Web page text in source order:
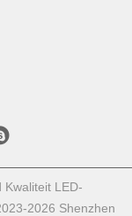
Kwaliteit LED-
2026 Shenzhen